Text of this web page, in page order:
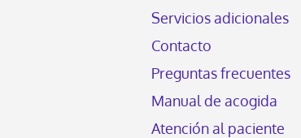
Servicios adicionales
Contacto
Preguntas frecuentes
Manual de acogida
Atención al paciente